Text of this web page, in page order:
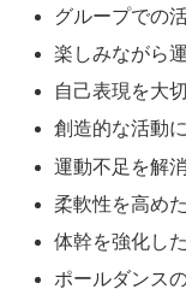
グループでの
楽しみながら
自己表現を大
創造的な活動
運動不足を解
柔軟性を高め
体幹を強化し
ポールダンス